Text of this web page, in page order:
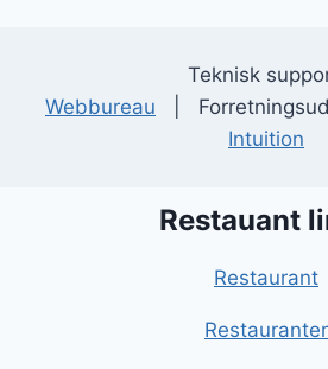
Teknisk
Webbureau |
Intuition
Restauant
Restaurant
Restauranter